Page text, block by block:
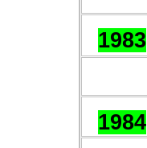
1983
1984